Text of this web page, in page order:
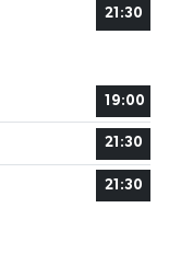
21:30
19:00
21:30
21:30